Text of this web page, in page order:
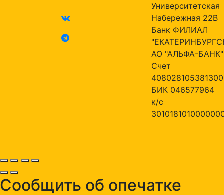
Университетская
Набережная 22В
Банк ФИЛИАЛ
АО "АЛЬФА-БАНК"
Счет
БИК 046577964
к/с
Сообщить об опечатке